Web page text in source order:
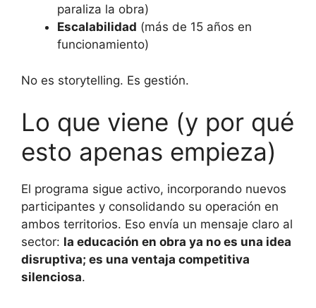
paraliza la obra)
Escalabilidad (más de 15 años en
funcionamiento)
No es storytelling. Es gestión.
Lo que viene (y por qué
esto apenas empieza)
El programa sigue activo, incorporando nuevos
participantes y consolidando su operación en
ambos territorios. Eso envía un mensaje claro al
sector: la educación en obra ya no es una idea
disruptiva; es una ventaja competitiva
silenciosa.